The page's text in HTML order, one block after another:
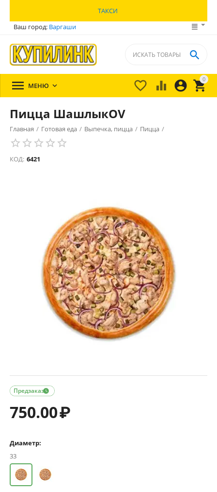
ТАКСИ
Ваш город: Варгаши
0


 

 МЕНЮ 
Пицца ШашлыкOV
Главная / Готовая еда / Выпечка, пицца / Пицца /
КОД: 6421

Предзаказ
750.00₽
Диаметр:
33